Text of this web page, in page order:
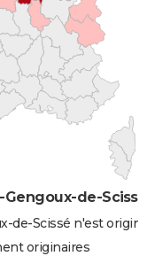
de-
de-Scissé n'est
originaires